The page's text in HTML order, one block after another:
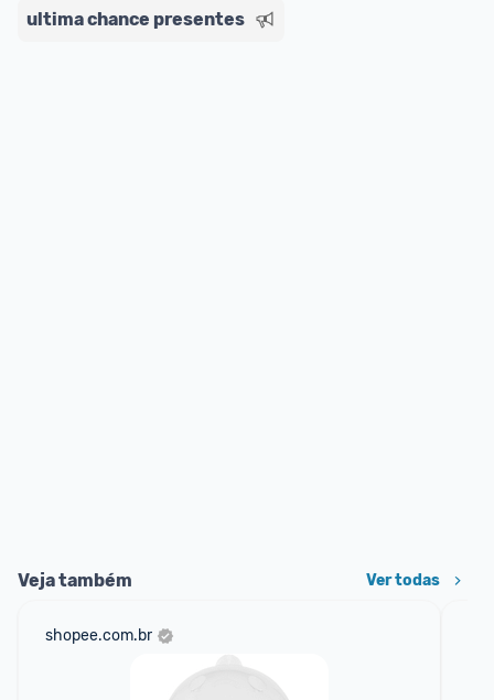
ultima chance presentes
Veja também Ver todas
shopee.com.br